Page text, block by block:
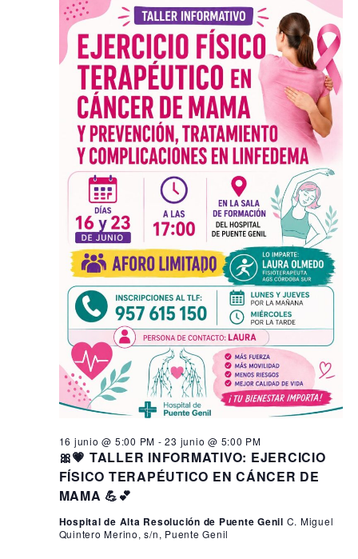
🎀💗 TALLER INFORMATIVO: EJERCICIO
FÍSICO TERAPÉUTICO EN CÁNCER DE
MAMA 💪💕
16 junio @ 5:00 PM -23 junio @ 5:00 PM
Hospital de Alta Resolución de Puente Genil C. Miguel
Quintero Merino, s/n, Puente Genil